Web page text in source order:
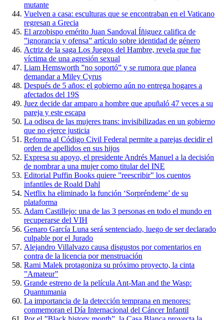
mutante
Vuelven a casa: esculturas que se encontraban en el Vaticano
regresan a Grecia
El arzobispo emérito Juan Sandoval Íñiguez califica de
”ignorancia y ofensa” artículo sobre identidad de género
Actriz de la saga Los Juegos del Hambre, revela que fue
víctima de una agresión sexual
Liam Hemsworth ”no soportó” y se rumora que planea
demandar a Miley Cyrus
Después de 5 años: el gobierno aún no entrega hogares a
afectados del 19S
Juez decide dar amparo a hombre que apuñaló 47 veces a su
pareja y este escapa
La odisea de las mujeres trans: invisibilizadas en un gobierno
que no ejerce justicia
Reforma al Código Civil Federal permite a parejas decidir el
orden de apellidos en sus hijos
Expresa su apoyo, el presidente Andrés Manuel a la decisión
de nombrar a una mujer como titular del INE
Editorial Puffin Books quiere ”reescribir” los cuentos
infantiles de Roald Dahl
Netflix ha eliminado la función ‘Sorpréndeme’ de su
plataforma
Adam Castillejo: una de las 3 personas en todo el mundo en
recuperarse del VIH
Genaro García Luna será sentenciado, luego de ser declarado
culpable por el Jurado
Alejandro Villalvazo causa disgustos por comentarios en
contra de la licencia por menstruación
Rami Malek protagoniza su próximo proyecto, la cinta
”Amateur”
Grande estreno de la película Ant-Man and the Wasp:
Quantumania
La importancia de la detección temprana en menores:
conmemoran el Día Internacional del Cáncer Infantil